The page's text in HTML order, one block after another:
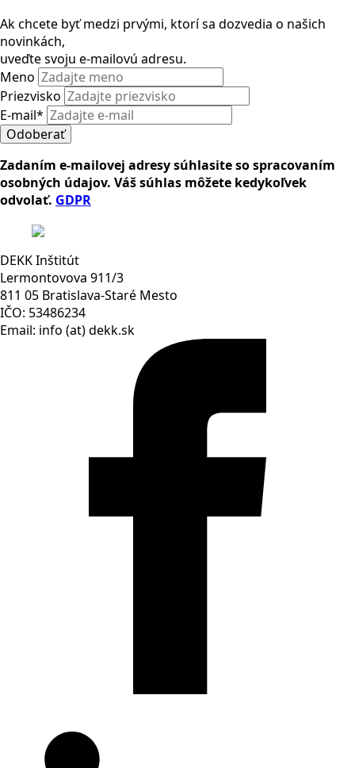
Ak chcete byť medzi prvými, ktorí sa dozvedia o našich
novinkách,
uveďte svoju e-mailovú adresu.
Meno
Priezvisko
E-mail*
Odoberať
Zadaním e-mailovej adresy súhlasite so spracovaním
osobných údajov. Váš súhlas môžete kedykoľvek
odvolať. GDPR
DEKK Inštitút
Lermontovova 911/3
811 05 Bratislava-Staré Mesto
IČO: 53486234
Email: info (at) dekk.sk